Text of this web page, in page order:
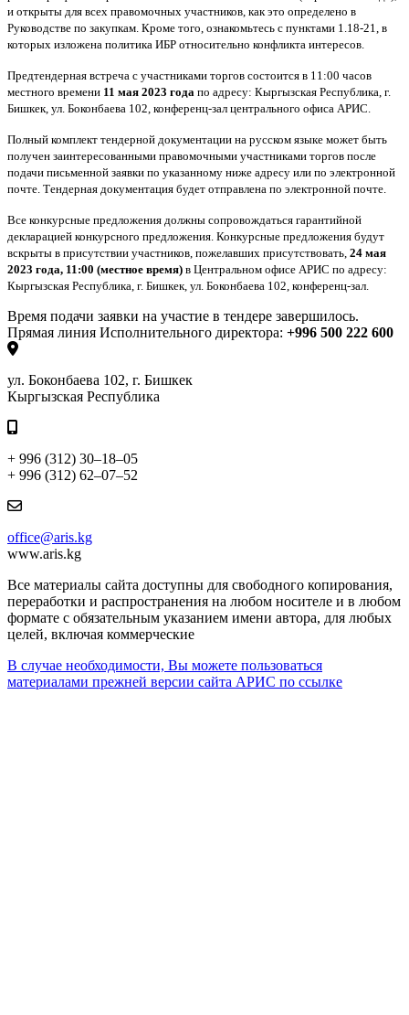
и открыты для всех правомочных участников, как это определено в
Руководстве по закупкам. Кроме того, ознакомьтесь с пунктами 1.18-21, в
которых изложена политика ИБР относительно конфликта интересов.
Предтендерная встреча с участниками торгов состоится в 11:00 часов
местного времени 11 мая 2023 года по адресу: Кыргызская Республика, г.
Бишкек, ул. Боконбаева 102, конференц-зал центрального офиса АРИС.
Полный комплект тендерной документации на русском языке может быть
получен заинтересованными правомочными участниками торгов после
подачи письменной заявки по указанному ниже адресу или по электронной
почте. Тендерная документация будет отправлена по электронной почте.
Все конкурсные предложения должны сопровождаться гарантийной
декларацией конкурсного предложения. Конкурсные предложения будут
вскрыты в присутствии участников, пожелавших присутствовать, 24 мая
2023 года, 11:00 (местное время) в Центральном офисе АРИС по адресу:
Кыргызская Республика, г. Бишкек, ул. Боконбаева 102, конференц-зал.
Время подачи заявки на участие в тендере завершилось.
Прямая линия Исполнительного директора: +996 500 222 600
ул. Боконбаева 102, г. Бишкек
Кыргызская Республика
+ 996 (312) 30–18–05
+ 996 (312) 62–07–52
office@aris.kg
www.aris.kg
Все материалы сайта доступны для свободного копирования,
переработки и распространения на любом носителе и в любом
формате с обязательным указанием имени автора, для любых
целей, включая коммерческие
В случае необходимости, Вы можете пользоваться
материалами прежней версии сайта АРИС по ссылке